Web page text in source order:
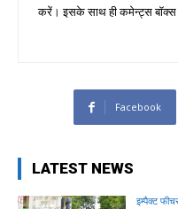
करें। इसके साथ ही कमेन्ट्स बॉक्स में
Facebook
LATEST NEWS
इम्पैक्ट